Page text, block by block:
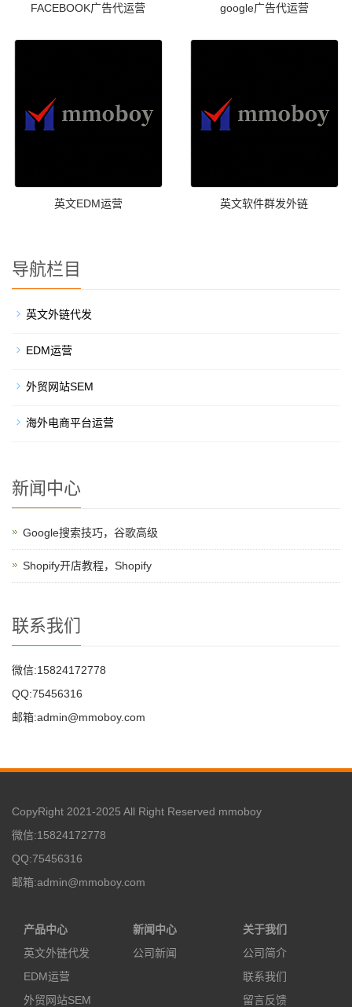
FACEBOOK广告代运营 google广告代运营
英文EDM运营 英文软件群发外链
导航栏目
英文外链代发
EDM运营
外贸网站SEM
海外电商平台运营
新闻中心
Google搜索技巧，谷歌高级
Shopify开店教程，Shopify
联系我们
微信:15824172778
QQ:75456316
邮箱:admin@mmoboy.com
CopyRight 2021-2025 All Right Reserved mmoboy
微信:15824172778
QQ:75456316
邮箱:admin@mmoboy.com
产品中心
英文外链代发
EDM运营
外贸网站SEM
新闻中心
公司新闻
关于我们
公司简介
联系我们
留言反馈